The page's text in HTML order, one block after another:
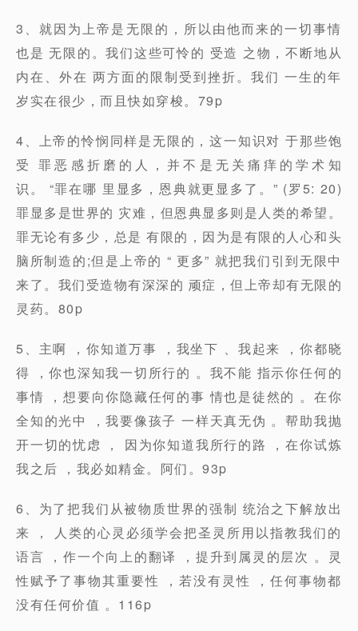
3、就因为上帝是无限的，所以由他而来的一切事情
也是 无限的。我们这些可怜的 受造 之物，不断地从
内在、外在 两方面的限制受到挫折。我们 一生的年
岁实在很少，而且快如穿梭。79p
4、上帝的怜悯同样是无限的，这一知识对 于那些饱
受 罪恶感折磨的人，并不是无关痛痒的学术知
识。 “罪在哪 里显多，恩典就更显多了。” (罗5: 20)
罪显多是世界的 灾难，但恩典显多则是人类的希望。
罪无论有多少，总是 有限的，因为是有限的人心和头
脑所制造的;但是上帝的 “ 更多” 就把我们引到无限中
来了。我们受造物有深深的 顽症，但上帝却有无限的
灵药。80p
5、主啊 ，你知道万事 ，我坐下 、我起来 ，你都晓
得 ，你也深知我一切所⾏的 。我不能 指示你任何的
事情 ，想要向你隐藏任何的事 情也是徒然的 。在你
全知的光中 ，我要像孩子 ⼀样天真⽆伪 。帮助我抛
开⼀切的忧虑 ， 因为你知道我所行的路 ，在你试炼
我之后 ，我必如精金。阿们。93p
6、为了把我们从被物质世界的强制 统治之下解放出
来 ， ⼈类的⼼灵必须学会把圣灵所⽤以指教我们的
语⾔ ，作⼀个向上的翻译 ，提升到属灵的层次 。灵
性赋予了事物其重要性 ，若没有灵性 ，任何事物都
没有任何价值 。116p